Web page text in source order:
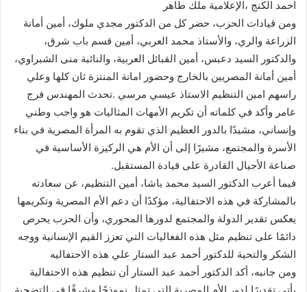
احمد الكنج ،الإعلامية ملك طاهر
ومن قيادات الحزب، حضر كل من الدكتور مجدي ملوك، أمين أمانة
الزراعة والري، والأستاذ محمد العربي، أمين قسم باب شرق،
والدكتور السيد دعبس، أمين القبائل العربية، والنائبة منى الشبراوي،
أمين أمانة المصريين بالخارج وحضور امانة المنتزة ثان كلها وعلي
راسهم امين التنظيم الاستاذ عيسي مرسي .تحدث المهندس فرج
عامر وأكد في كلماته أن تكريم الأمهات المثاليات هو واجب وطني
وإنساني، مشيدًا بالدور العظيم الذي تقوم به المرأة المصرية في بناء
الأسرة والمجتمع، مشيرًا إلى أن الأم هي الركيزة الأساسية في
صناعة الأجيال القادرة على قيادة المستقبل.
فيما أعرب الدكتور السيد محمد باشا، أمين التنظيم، عن سعادته
بالمشاركة في هذه الاحتفالية، مؤكدًا أن دعم الأم المصرية وتكريمها
يعكس تقدير الدولة والمجتمع لدورها المحوري، وأن الحزب يحرص
دائمًا على تنظيم مثل هذه الفعاليات التي تعزز القيم الإنسانية ووجه
الشكر والتحية للدكتور أحمد عبد الستار علي هذه الاحتفاليه
ومن جانبه، أكد الدكتور أحمد عبد الستار أن تنظيم هذه الاحتفالية